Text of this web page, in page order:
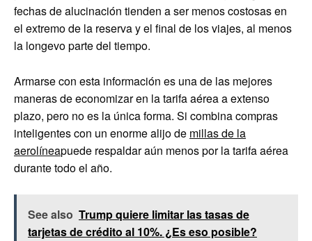
fechas de alucinación tienden a ser menos costosas en
el extremo de la reserva y el final de los viajes, al menos
la longevo parte del tiempo.
Armarse con esta información es una de las mejores
maneras de economizar en la tarifa aérea a extenso
plazo, pero no es la única forma. Si combina compras
inteligentes con un enorme alijo de millas de la
aerolíneapuede respaldar aún menos por la tarifa aérea
durante todo el año.
See also Trump quiere limitar las tasas de
tarjetas de crédito al 10%. ¿Es eso posible?